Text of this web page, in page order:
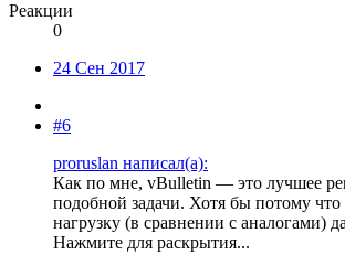
Реакции
0
24 Сен 2017
#6
proruslan написал(а):
Как по мне, vBulletin — это лучшее
подобной задачи. Хотя бы потому
нагрузку (в сравнении с аналогами)
Нажмите для раскрытия...